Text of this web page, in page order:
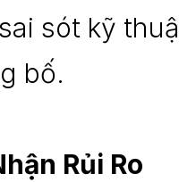
sót kỹ
bố.
Rủi Ro